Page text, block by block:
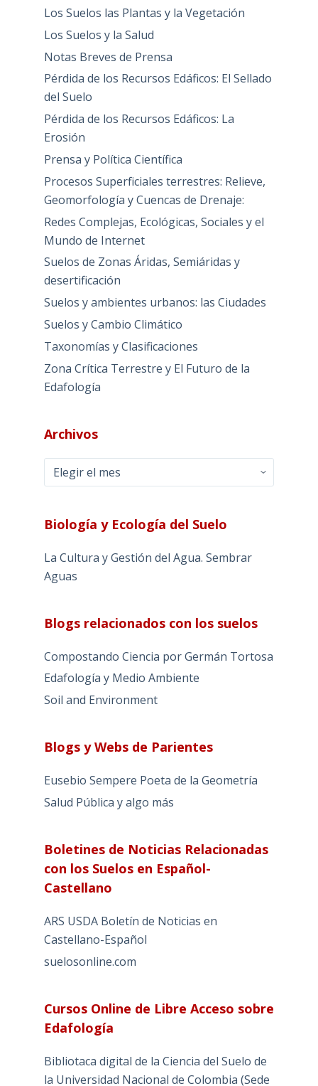
Los Suelos las Plantas y la Vegetación
Los Suelos y la Salud
Notas Breves de Prensa
Pérdida de los Recursos Edáficos: El Sellado
del Suelo
Pérdida de los Recursos Edáficos: La
Erosión
Prensa y Política Científica
Procesos Superficiales terrestres: Relieve,
Geomorfología y Cuencas de Drenaje:
Redes Complejas, Ecológicas, Sociales y el
Mundo de Internet
Suelos de Zonas Áridas, Semiáridas y
desertificación
Suelos y ambientes urbanos: las Ciudades
Suelos y Cambio Climático
Taxonomías y Clasificaciones
Zona Crítica Terrestre y El Futuro de la
Edafología
Archivos
Archivos
Biología y Ecología del Suelo
La Cultura y Gestión del Agua. Sembrar
Aguas
Blogs relacionados con los suelos
Compostando Ciencia por Germán Tortosa
Edafología y Medio Ambiente
Soil and Environment
Blogs y Webs de Parientes
Eusebio Sempere Poeta de la Geometría
Salud Pública y algo más
Boletines de Noticias Relacionadas
con los Suelos en Español-
Castellano
ARS USDA Boletín de Noticias en
Castellano-Español
suelosonline.com
Cursos Online de Libre Acceso sobre
Edafología
Bibliotaca digital de la Ciencia del Suelo de
la Universidad Nacional de Colombia (Sede